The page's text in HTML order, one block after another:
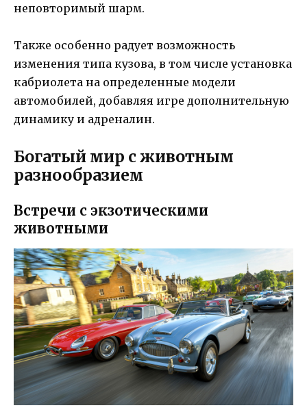
неповторимый шарм.
Также особенно радует возможность
изменения типа кузова, в том числе установка
кабриолета на определенные модели
автомобилей, добавляя игре дополнительную
динамику и адреналин.
Богатый мир с животным
разнообразием
Встречи с экзотическими
животными